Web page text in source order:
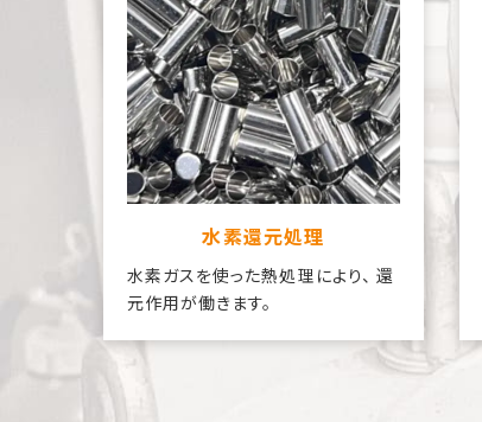
水素還元処理
水素ガスを使った熱処理により、 還
元作用が働きます。